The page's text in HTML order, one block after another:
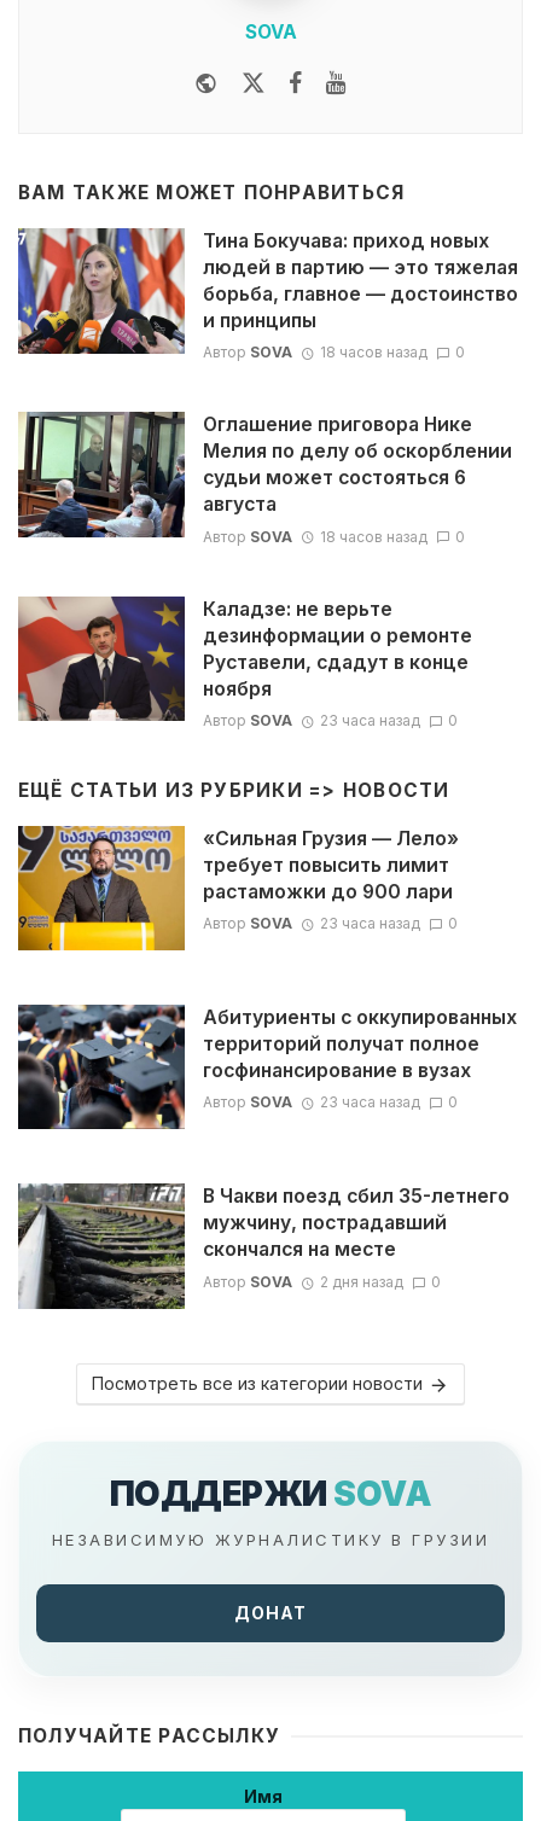
SOVA
WebsiteTwitterFacebook
ВАМ ТАКЖЕ МОЖЕТ ПОНРАВИТЬСЯ
Тина Бокучава: приход новых
людей в партию — это тяжелая
борьба, главное — достоинство
и принципы
Автор SOVA 18 часов назад 0
Оглашение приговора Нике
Мелия по делу об оскорблении
судьи может состояться 6
августа
Автор SOVA 18 часов назад 0
Каладзе: не верьте
дезинформации о ремонте
Руставели, сдадут в конце
ноября
Автор SOVA 23 часа назад 0
ЕЩЁ СТАТЬИ ИЗ РУБРИКИ => НОВОСТИ
«Сильная Грузия — Лело»
требует повысить лимит
растаможки до 900 лари
Автор SOVA 23 часа назад 0
Абитуриенты с оккупированных
территорий получат полное
госфинансирование в вузах
Автор SOVA 23 часа назад 0
В Чакви поезд сбил 35-летнего
мужчину, пострадавший
скончался на месте
Автор SOVA 2 дня назад 0
Посмотреть все из категории новости
ПОДДЕРЖИ SOVA
НЕЗАВИСИМУЮ ЖУРНАЛИСТИКУ В ГРУЗИИ
ДОНАТ
ПОЛУЧАЙТЕ РАССЫЛКУ
Имя